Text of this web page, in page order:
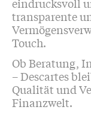
transparente
Touch.
Ob Beratung,
– Descartes
Qualität und
Finanzwelt.